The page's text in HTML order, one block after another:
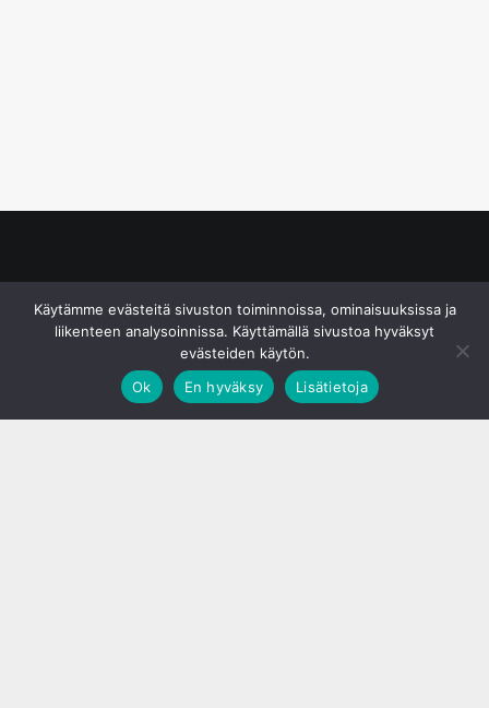
Käytämme evästeitä sivuston toiminnoissa, ominaisuuksissa ja
liikenteen analysoinnissa. Käyttämällä sivustoa hyväksyt
evästeiden käytön.
Ok
En hyväksy Lisätietoja